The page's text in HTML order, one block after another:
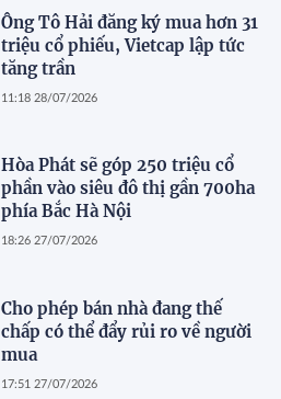
Ông Tô Hải đăng ký mua hơn 31
triệu cổ phiếu, Vietcap lập tức
tăng trần
11:18 28/07/2026
Hòa Phát sẽ góp 250 triệu cổ
phần vào siêu đô thị gần 700ha
phía Bắc Hà Nội
18:26 27/07/2026
Cho phép bán nhà đang thế
chấp có thể đẩy rủi ro về người
mua
17:51 27/07/2026